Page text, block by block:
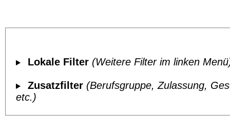
Lokale Filter (Weitere Filter im linken
Zusatzfilter (Berufsgruppe, Zulassung,
etc.)